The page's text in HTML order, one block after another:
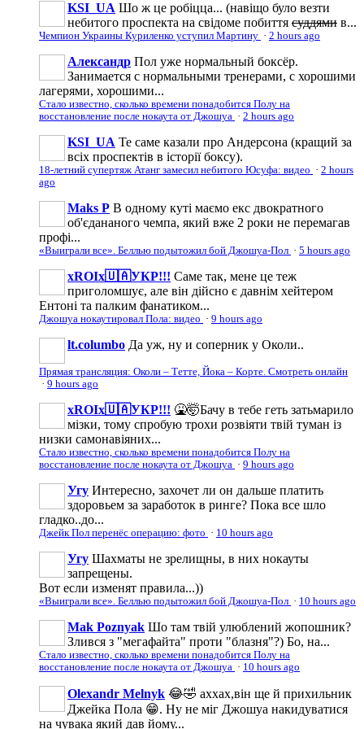
KSI_UA Шо ж це робіцца... (навіщо було везти
небитого проспекта на свідоме побиття суддями в...
Чемпион Украины Куриленко уступил Мартину · 2 hours ago
Александр Пол уже нормальный боксёр.
Занимается с нормальными тренерами, с хорошими
лагерями, хорошими...
Стало известно, сколько времени понадобится Полу на
восстановление после нокаута от Джошуа · 2 hours ago
KSI_UA Те саме казали про Андерсона (кращий за
всіх проспектів в історії боксу).
18-летний супертяж Атанг замесил небитого Юсуфа: видео · 2 hours
ago
Maks P В одному куті маємо екс двократного
об'єдананого чемпа, який вже 2 роки не перемагав
профі...
«Выиграли все». Беллью подытожил бой Джошуа-Пол · 5 hours ago
xROIx🇺🇦УКР!!! Саме так, мене це теж
приголомшує, але він дійсно є давнім хейтером
Ентоні та палким фанатиком...
Джошуа нокаутировал Пола: видео · 9 hours ago
lt.columbo Да уж, ну и соперник у Околи..
Прямая трансляция: Околи – Тетте, Йока – Корте. Смотреть онлайн
· 9 hours ago
xROIx🇺🇦УКР!!! 🤮🤯Бачу в тебе геть затьмарило
мізки, тому спробую трохи розвіяти твій туман із
низки самонавіяних...
Стало известно, сколько времени понадобится Полу на
восстановление после нокаута от Джошуа · 9 hours ago
Угу Интересно, захочет ли он дальше платить
здоровьем за заработок в ринге? Пока все шло
гладко..до...
Джейк Пол перенёс операцию: фото · 10 hours ago
Угу Шахматы не зрелищны, в них нокауты
запрещены.
Вот если изменят правила...))
«Выиграли все». Беллью подытожил бой Джошуа-Пол · 10 hours ago
Mak Poznyak Шо там твій улюблений жопошник?
Злився з "мегафайта" проти "блазня"?) Бо, на...
Стало известно, сколько времени понадобится Полу на
восстановление после нокаута от Джошуа · 10 hours ago
Olexandr Melnyk 😂🤣 аххах,він ще й прихильник
Джейка Пола 😁. Ну не міг Джошуа накидуватися
на чувака який дав йому...